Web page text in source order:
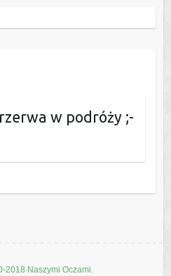
w podróży ;-
2018 Naszymi Oczami.